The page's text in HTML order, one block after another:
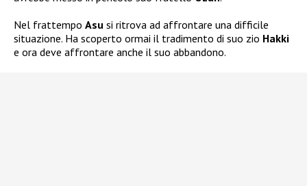
Nel frattempo Asu si ritrova ad affrontare una difficile
situazione. Ha scoperto ormai il tradimento di suo zio Hakki
e ora deve affrontare anche il suo abbandono.